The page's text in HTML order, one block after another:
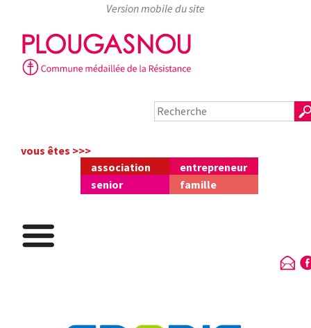
Skip
to
content
vous êtes >>>
association
entrepreneur
senior
famille